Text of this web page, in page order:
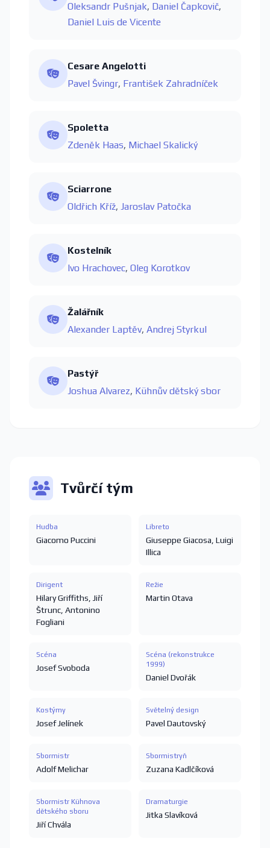
Oleksandr Pušnjak, Daniel Čapkovič,
Daniel Luis de Vicente
Cesare Angelotti
Pavel Švingr, František Zahradníček
Spoletta
Zdeněk Haas, Michael Skalický
Sciarrone
Oldřich Kříž, Jaroslav Patočka
Kostelník
Ivo Hrachovec, Oleg Korotkov
Žalářník
Alexander Laptěv, Andrej Styrkul
Pastýř
Joshua Alvarez, Kühnův dětský sbor
Tvůrčí tým
Hudba
Giacomo Puccini
Libreto
Giuseppe Giacosa Luigi
Illica
Dirigent
Hilary Griffiths
Jiří
Štrunc Antonino
Fogliani
Režie
Martin Otava
Scéna
Josef Svoboda
Scéna (rekonstrukce
1999)
Daniel Dvořák
Kostýmy
Josef Jelínek
Světelný design
Pavel Dautovský
Sbormistr
Adolf Melichar
Sbormistryň
Zuzana Kadlčíková
Sbormistr Kühnova
dětského sboru
Jiří Chvála
Dramaturgie
Jitka Slavíková